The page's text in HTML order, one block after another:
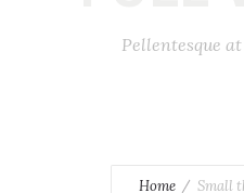
Pellentesque
Home Small